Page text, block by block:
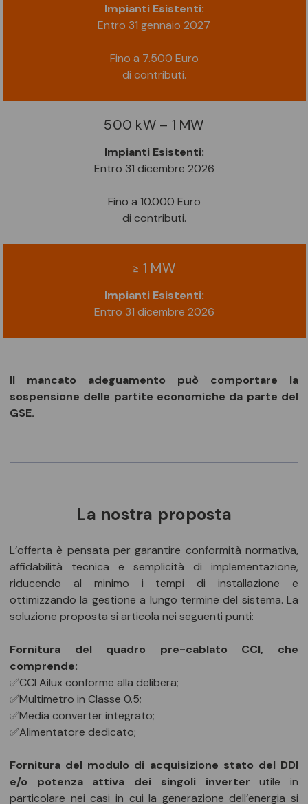
Impianti Esistenti:
Entro 31 gennaio 2027
Fino a 7.500 Euro
di contributi.
500 kW – 1 MW
Impianti Esistenti:
Entro 31 dicembre 2026
Fino a 10.000 Euro
di contributi.
≥ 1 MW
Impianti Esistenti:
Entro 31 dicembre 2026
Il mancato adeguamento può comportare la
sospensione delle partite economiche da parte del
GSE.
La nostra proposta
L’offerta è pensata per garantire conformità normativa,
affidabilità tecnica e semplicità di implementazione,
riducendo al minimo i tempi di installazione e
ottimizzando la gestione a lungo termine del sistema. La
soluzione proposta si articola nei seguenti punti:
Fornitura del quadro pre-cablato CCI, che
comprende:
✅CCI Ailux conforme alla delibera;
✅Multimetro in Classe 0.5;
✅Media converter integrato;
✅Alimentatore dedicato;
Fornitura del modulo di acquisizione stato del DDI
e/o potenza attiva dei singoli inverter utile in
particolare nei casi in cui la generazione dell’energia si